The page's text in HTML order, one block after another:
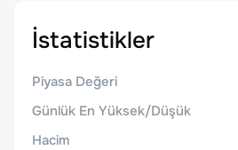
İstatistikler
Piyasa Değeri
Günlük En Yüksek/Düşük
Hacim